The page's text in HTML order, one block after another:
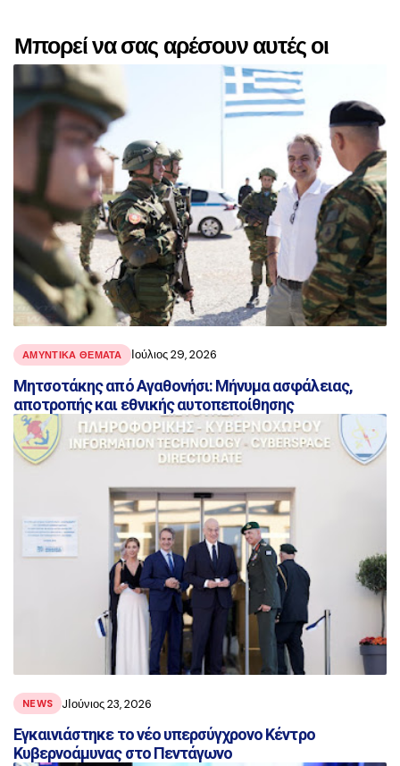
Μπορεί να σας αρέσουν αυτές οι
αναρτήσεις
ΑΜΥΝΤΙΚΑ ΘΕΜΑΤΑ Ιούλιος 29, 2026
Μητσοτάκης από Αγαθονήσι: Μήνυμα ασφάλειας,
αποτροπής και εθνικής αυτοπεποίθησης
NEWS JΙούνιος 23, 2026
Εγκαινιάστηκε το νέο υπερσύγχρονο Κέντρο
Κυβερνοάμυνας στο Πεντάγωνο